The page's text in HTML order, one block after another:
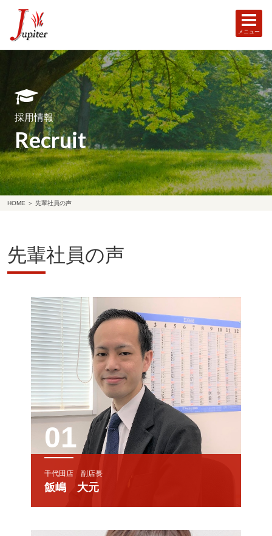
メニュー
採用情報
Recruit
HOME ＞ 先輩社員の声
先輩社員の声
01
千代田店 副店長
飯嶋 大元